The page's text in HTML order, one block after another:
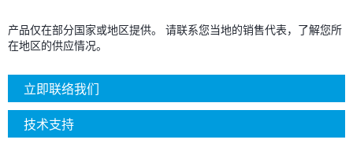
产品仅在部分国家或地区提供。 请联系您当地的销售代表，了解您所
在地区的供应情况。
立即联络我们
技术支持